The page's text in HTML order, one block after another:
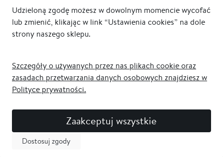
Newsletter
Udzieloną zgodę możesz w dowolnym momencie wycofać
lub zmienić, klikając w link “Ustawienia cookies” na dole
strony naszego sklepu.
Szczegóły o używanych przez nas plikach cookie oraz
zasadach przetwarzania danych osobowych znajdziesz w
Polityce prywatności.
Dostosuj zgody
Zaakceptuj wszystkie